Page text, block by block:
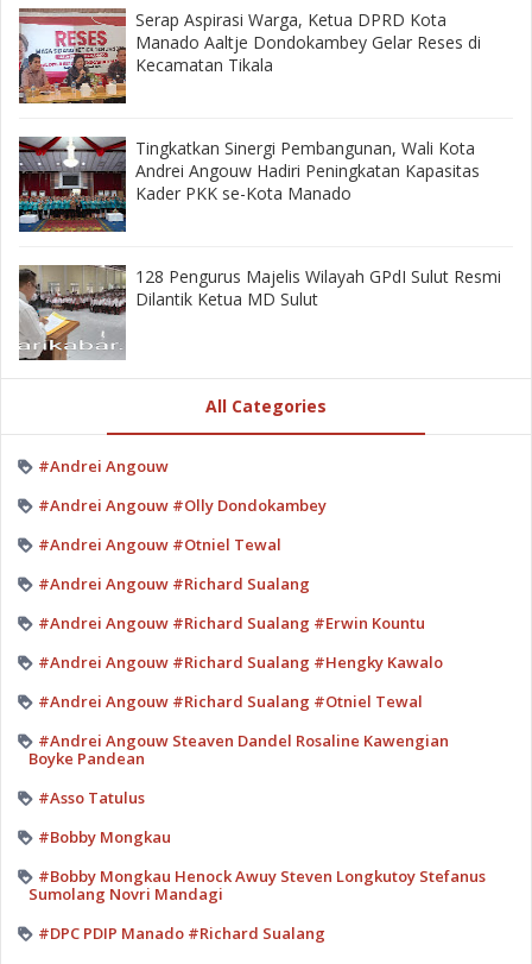
‎Serap Aspirasi Warga, Ketua DPRD Kota
Manado Aaltje Dondokambey Gelar Reses di
Kecamatan Tikala ‎
‎Tingkatkan Sinergi Pembangunan, Wali Kota
Andrei Angouw Hadiri Peningkatan Kapasitas
Kader PKK se-Kota Manado
128 Pengurus Majelis Wilayah GPdI Sulut Resmi
Dilantik Ketua MD Sulut
All Categories
#Andrei Angouw
#Andrei Angouw #Olly Dondokambey
#Andrei Angouw #Otniel Tewal
#Andrei Angouw #Richard Sualang
#Andrei Angouw #Richard Sualang #Erwin Kountu
#Andrei Angouw #Richard Sualang #Hengky Kawalo
#Andrei Angouw #Richard Sualang #Otniel Tewal
#Andrei Angouw Steaven Dandel Rosaline Kawengian
Boyke Pandean
#Asso Tatulus
#Bobby Mongkau
#Bobby Mongkau Henock Awuy Steven Longkutoy Stefanus
Sumolang Novri Mandagi
#DPC PDIP Manado #Richard Sualang